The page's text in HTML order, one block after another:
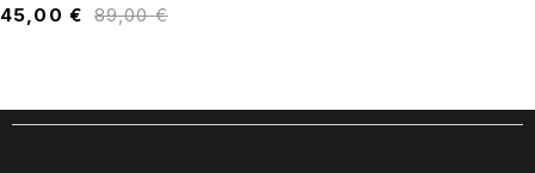
89,00€
45,00 €